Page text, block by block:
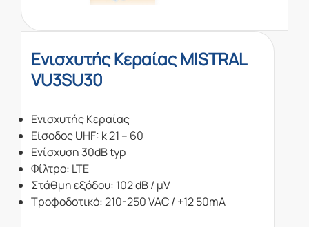
Eνισχυτής Κεραίας MISTRAL
VU3SU30
Eνισχυτής Κεραίας
Είσοδος UHF: k 21 – 60
Ενίσχυση 30dB typ
Φίλτρο: LTE
Στάθμη εξόδου: 102 dB / μV
Τροφοδοτικό: 210-250 VAC / +12 50mA